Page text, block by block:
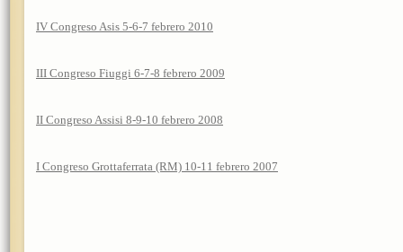
IV Congreso Asis 5-6-7 febrero 2010
III Congreso Fiuggi 6-7-8 febrero 2009
II Congreso Assisi 8-9-10 febrero 2008
I Congreso Grottaferrata (RM) 10-11 febrero 2007